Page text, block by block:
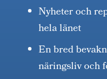
Nyheter och
hela länet
En bred
näringsliv och